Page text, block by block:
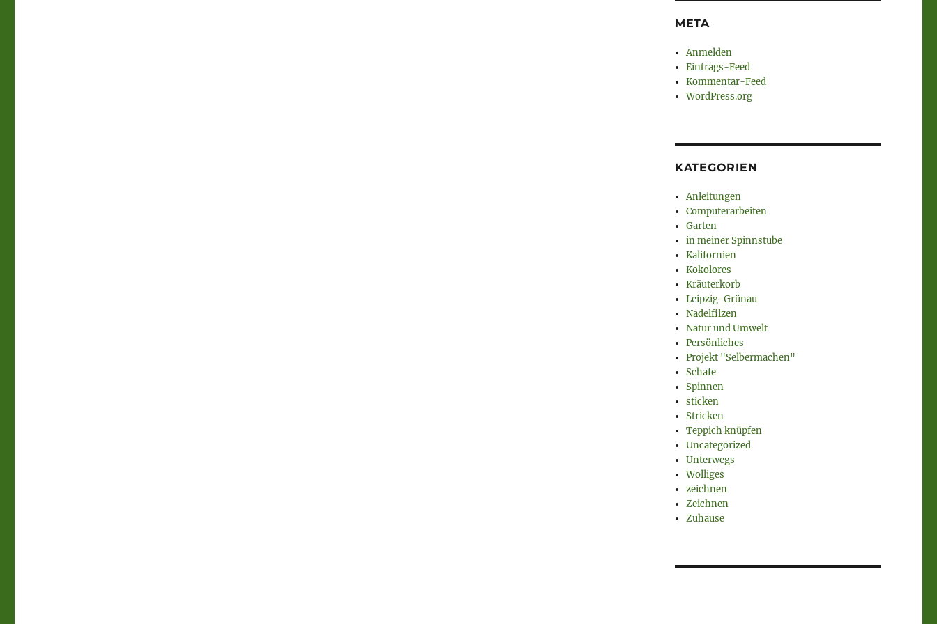
META
Anmelden
Eintrags-Feed
Kommentar-Feed
WordPress.org
KATEGORIEN
Anleitungen
Computerarbeiten
Garten
in meiner Spinnstube
Kalifornien
Kokolores
Kräuterkorb
Leipzig-Grünau
Nadelfilzen
Natur und Umwelt
Persönliches
Projekt "Selbermachen"
Schafe
Spinnen
sticken
Stricken
Teppich knüpfen
Uncategorized
Unterwegs
Wolliges
zeichnen
Zeichnen
Zuhause